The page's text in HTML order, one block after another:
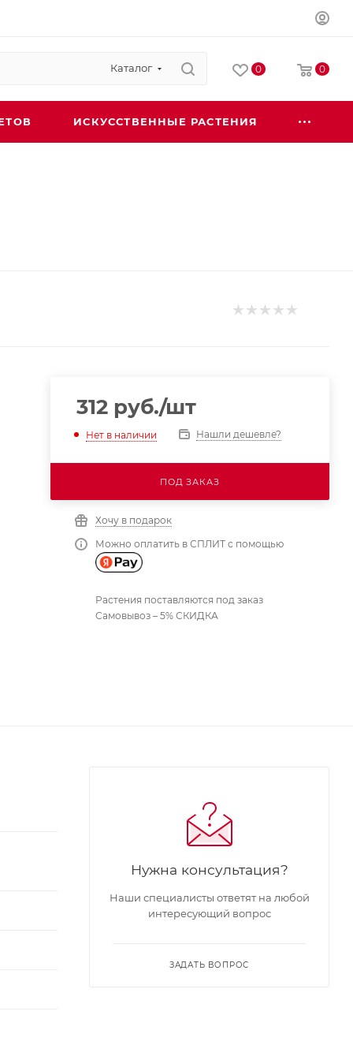
Каталог 0 0
ИСКУССТВЕННЫЕ РАСТЕНИЯ
312руб./шт
Нет в наличии Нашли дешевле?
ПОД ЗАКАЗ
Хочу в подарок
Можно оплатить в СПЛИТ с помощью
Растения поставляются под заказ
Самовывоз – 5% СКИДКА
Нужна консультация?
Наши специалисты ответят на любой
интересующий вопрос
ЗАДАТЬ ВОПРОС